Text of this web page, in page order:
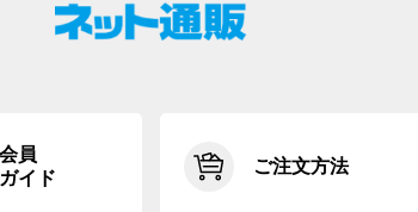
員
イド
ご注文方法